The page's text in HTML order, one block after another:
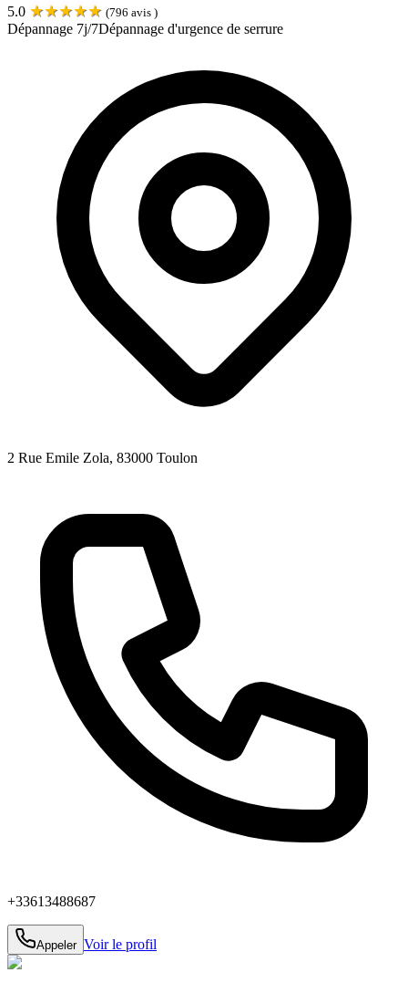
5.0 ★★★★★ (796 avis )
Dépannage 7j/7Dépannage d'urgence de serrure
2 Rue Emile Zola, 83000 Toulon
+33613488687
Appeler Voir le profil